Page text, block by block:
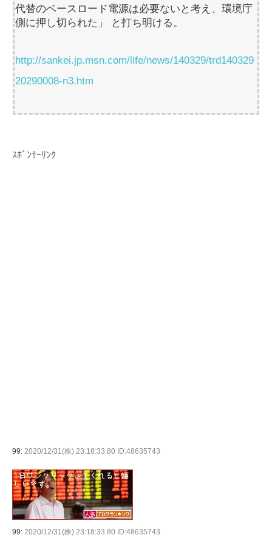
代替のベースロード電源は必要ないと考え、環境庁
側に押し切られた」 と打ち明ける。
http://sankei.jp.msn.com/life/news/140329/trd140329
20290008-n3.htm
ｽﾎﾟﾝｻｰﾘﾝｸ
99: 2020/12/31(株) 23:18:33.80 ID:48635743
99: 2020/12/31(株) 23:18:33.80 ID:48635743